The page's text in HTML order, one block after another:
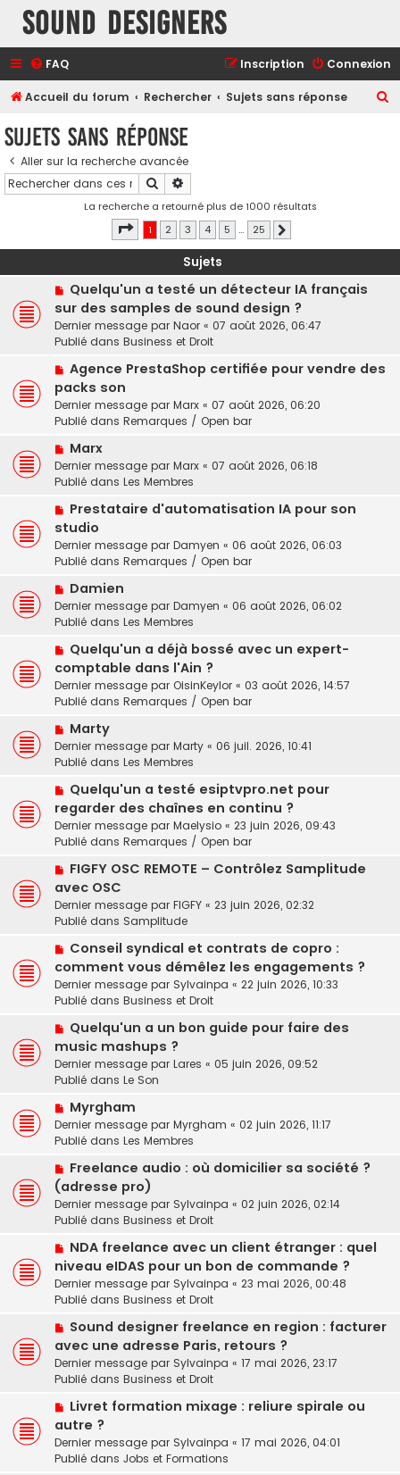
Sound Designers
FAQ Connexion
Inscription
Accueil du forum Rechercher Sujets sans réponse
Sujets sans réponse
Aller sur la recherche avancée
Rechercher
La recherche a retourné plus de 1000 résultats
Page
1sur25
1 2 3 4 5 … 25
Sujets
N
o
u
v
a
u
m
e
s
a
g
Quelqu'un a testé un détecteur IA français
sur des samples de sound design ?
Dernier message par Naor « 07 août 2026, 06:47
Publié dans Business et Droit
N
o
u
v
a
u
m
s
s
a
g
Agence PrestaShop certifiée pour vendre des
packs son
Dernier message par Marx « 07 août 2026, 06:20
Publié dans Remarques / Open bar
N
o
u
e
a
u
m
s
s
a
e
Marx
Dernier message par Marx « 07 août 2026, 06:18
Publié dans Les Membres
N
o
u
v
a
u
m
s
s
a
g
Prestataire d'automatisation IA pour son
studio
Dernier message par Damyen « 06 août 2026, 06:03
Publié dans Remarques / Open bar
N
o
u
e
a
u
m
s
s
a
e
Damien
Dernier message par Damyen « 06 août 2026, 06:02
Publié dans Les Membres
N
o
u
v
a
u
m
s
s
a
g
Quelqu'un a déjà bossé avec un expert-
comptable dans l'Ain ?
Dernier message par OisinKeylor « 03 août 2026, 14:57
Publié dans Remarques / Open bar
N
o
u
e
a
u
m
s
s
a
g
Marty
Dernier message par Marty « 06 juil. 2026, 10:41
Publié dans Les Membres
N
o
u
v
a
u
m
e
s
a
g
e
Quelqu'un a testé esiptvpro.net pour
regarder des chaînes en continu ?
Dernier message par Maelysio « 23 juin 2026, 09:43
Publié dans Remarques / Open bar
N
o
u
v
a
u
m
e
s
a
g
e
FIGFY OSC REMOTE – Contrôlez Samplitude
avec OSC
Dernier message par FIGFY « 23 juin 2026, 02:32
Publié dans Samplitude
N
o
u
v
a
u
m
e
s
a
g
Conseil syndical et contrats de copro :
comment vous démêlez les engagements ?
Dernier message par Sylvainpa « 22 juin 2026, 10:33
Publié dans Business et Droit
N
o
u
v
a
u
m
s
s
a
g
Quelqu'un a un bon guide pour faire des
music mashups ?
Dernier message par Lares « 05 juin 2026, 09:52
Publié dans Le Son
N
o
u
e
a
u
m
s
s
a
g
Myrgham
Dernier message par Myrgham « 02 juin 2026, 11:17
Publié dans Les Membres
N
o
u
v
a
u
m
e
s
a
g
e
Freelance audio : où domicilier sa société ?
(adresse pro)
Dernier message par Sylvainpa « 02 juin 2026, 02:14
Publié dans Business et Droit
N
o
u
v
a
u
m
e
s
a
g
e
NDA freelance avec un client étranger : quel
niveau eIDAS pour un bon de commande ?
Dernier message par Sylvainpa « 23 mai 2026, 00:48
Publié dans Business et Droit
N
o
u
v
a
u
m
e
Sound designer freelance en region : facturer
avec une adresse Paris, retours ?
Dernier message par Sylvainpa « 17 mai 2026, 23:17
Publié dans Business et Droit
N
o
u
v
Livret formation mixage : reliure spirale ou
autre ?
Dernier message par Sylvainpa « 17 mai 2026, 04:01
Publié dans Jobs et Formations